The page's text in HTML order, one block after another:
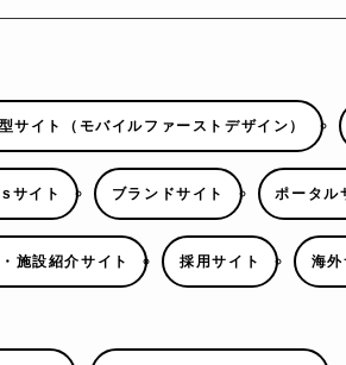
サイト（モバイルファーストデザイン）
サイト ブランドサイト ポータル
施設紹介サイト 採用サイト 海外